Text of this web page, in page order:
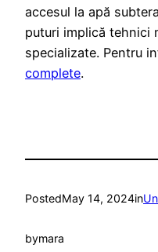
accesul la apă
puturi implică tehnici
specializate. Pentru
complete.
PostedMay 14, 2024in
bymara